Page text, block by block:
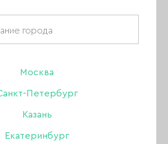
Москва
Петербург
Казань
Екатеринбург